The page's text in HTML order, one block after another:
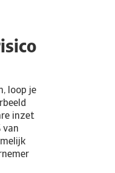
loop je
inzet
van